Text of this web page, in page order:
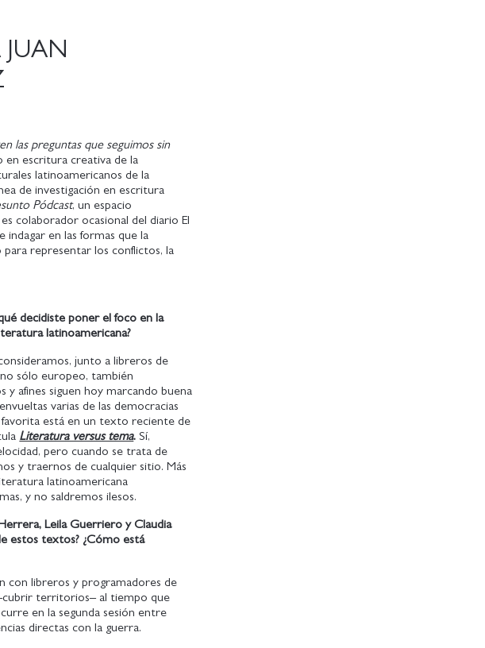
JUAN
las preguntas que seguimos sin
en escritura creativa de la
latinoamericanos de la
de investigación en escritura
Pódcast, un espacio
colaborador ocasional del diario El
indagar en las formas que la
representar los conflictos, la
decidiste poner el foco en la
latinoamericana?
junto a libreros de
sólo europeo, también
afines siguen hoy marcando buena
varias de las democracias
está en un texto reciente de
Literatura versus tema. Sí,
pero cuando se trata de
y traernos de cualquier sitio. Más
latinoamericana
y no saldremos ilesos.
Leila Guerriero y Claudia
estos textos? ¿Cómo está
con libreros y programadores de
territorios– al tiempo que
en la segunda sesión entre
directas con la guerra.